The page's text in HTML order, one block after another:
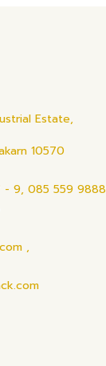
Estate,
10570
- 9, 085 559 9888
,